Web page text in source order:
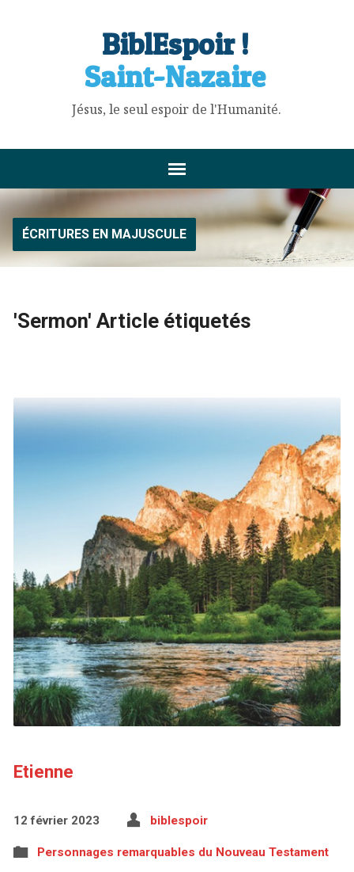
BiblEspoir !
Saint-Nazaire
Jésus, le seul espoir de l'Humanité.
ÉCRITURES EN MAJUSCULE
'Sermon' Article étiquetés
Etienne
12 février 2023 biblespoir
Personnages remarquables du Nouveau Testament